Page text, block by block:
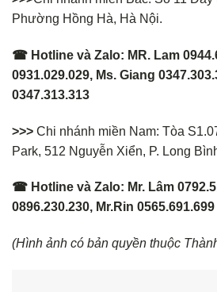
Phường Hồng Hà, Hà Nội.
☎ Hotline và Zalo: MR. Lam
0931.029.029, Ms. Giang
0347.313.313
>>> Chi nhánh miền Nam: Tòa
Park, 512 Nguyễn Xiển, P. Long
☎ Hotline và Zalo: Mr. Lâm
0896.230.230, Mr.Rin 0565.691.699
(Hình ảnh có bản quyền thuộc